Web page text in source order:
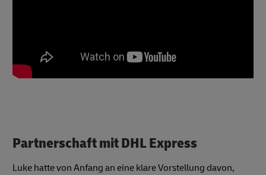
Partnerschaft mit DHL Express
Luke hatte von Anfang an eine klare Vorstellung davon,